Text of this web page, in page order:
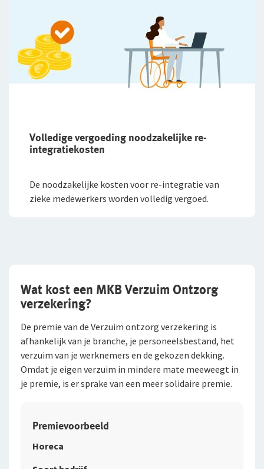
Volledige vergoeding noodzakelijke re-
integratiekosten
De noodzakelijke kosten voor re-integratie van
zieke medewerkers worden volledig vergoed.
Wat kost een MKB Verzuim Ontzorg
verzekering?
De premie van de Verzuim ontzorg verzekering is
afhankelijk van je branche, je personeelsbestand, het
verzuim van je werknemers en de gekozen dekking.
Omdat je eigen verzuim in mindere mate meeweegt in
je premie, is er sprake van een meer solidaire premie.
Premievoorbeeld
Horeca